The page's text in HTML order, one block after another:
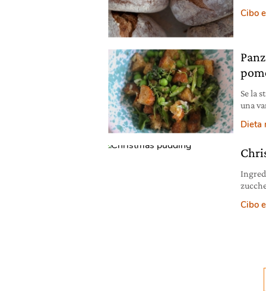
Cibo
Se la
una
Dieta
Cibo